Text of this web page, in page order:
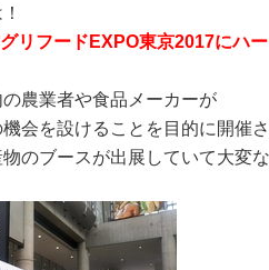
リフードEXPO東京2017にハ
農業者や食品メーカーが
会を設けることを目的に開催
のブースが出展していて大変